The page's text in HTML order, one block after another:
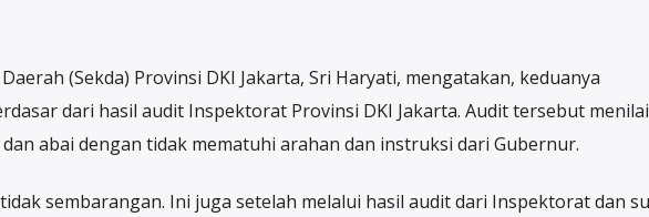
(Sekda) Provinsi DKI Jakarta, Sri Haryati, mengatakan, keduanya
dari hasil audit Inspektorat Provinsi DKI Jakarta. Audit tersebut menilai
abai dengan tidak mematuhi arahan dan instruksi dari Gubernur.
sembarangan. Ini juga setelah melalui hasil audit dari Inspektorat dan